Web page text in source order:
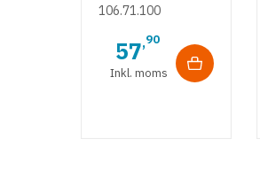
-50%
66
Inkl. moms
- Børstet
guldfarvet
106.71.100
57,90
Inkl. moms